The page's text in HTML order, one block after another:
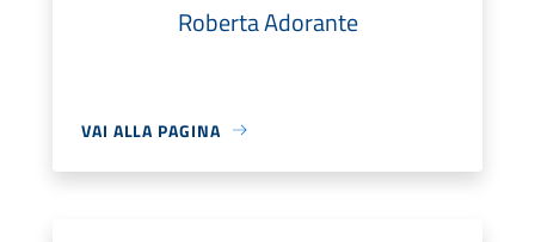
Roberta Adorante
VAI ALLA PAGINA